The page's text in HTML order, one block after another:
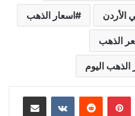
الأردن اسعار الذهب
الذهب
اليوم
بينتيريست مشاركة عبر البريد